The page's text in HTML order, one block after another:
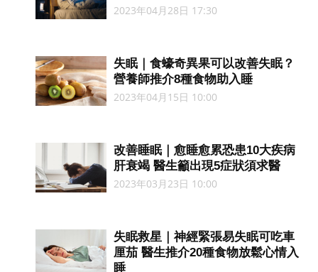
2023年04月28日 17:30
失眠｜食蠔奇異果可以改善失眠？
營養師推介8種食物助入睡
2023年04月15日 10:00
改善睡眠｜愈睡愈累恐患10大疾病
肝衰竭 醫生籲出現5症狀須求醫
2023年03月23日 10:00
失眠救星｜神經緊張易失眠可吃車
厘茄 醫生推介20種食物放鬆心情入
睡